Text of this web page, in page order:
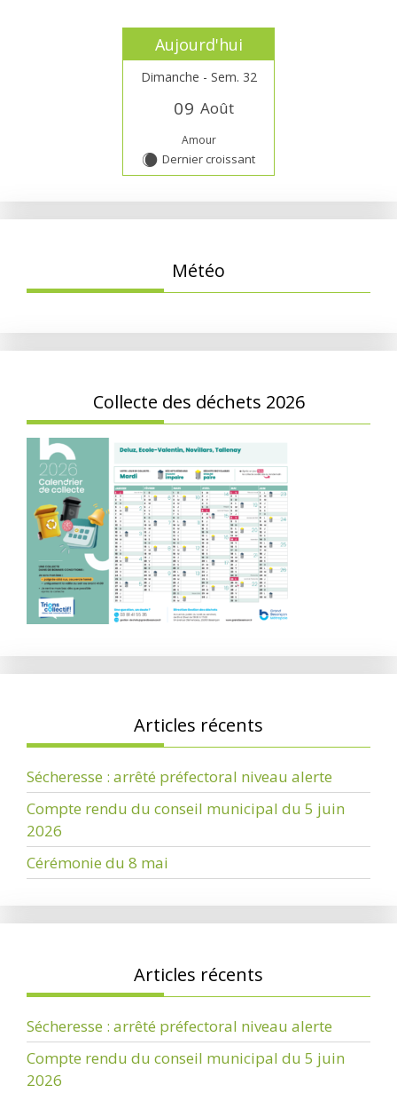
Aujourd'hui
Dimanche - Sem. 32
09 Août
Amour
X Dernier croissant
Météo
Collecte des déchets 2026
Articles récents
Sécheresse : arrêté préfectoral niveau alerte
Compte rendu du conseil municipal du 5 juin
2026
Cérémonie du 8 mai
Articles récents
Sécheresse : arrêté préfectoral niveau alerte
Compte rendu du conseil municipal du 5 juin
2026